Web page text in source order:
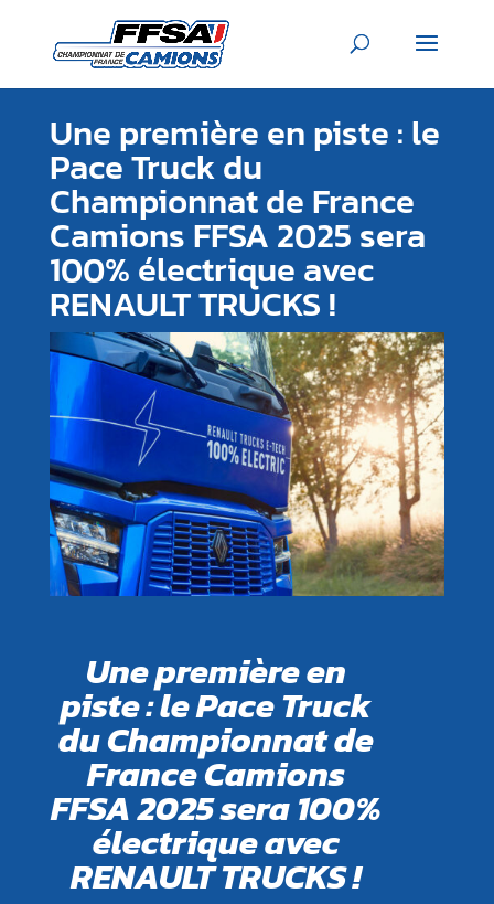
Une première en piste : le
Pace Truck du
Championnat de France
Camions FFSA 2025 sera
100% électrique avec
RENAULT TRUCKS !
Une première en
piste : le Pace Truck
du Championnat de
France Camions
FFSA 2025 sera 100%
électrique avec
RENAULT TRUCKS !